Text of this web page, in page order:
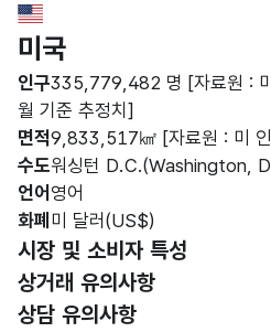
United States Minor Outlying
미국
인구335,779,482 명 [자료원 :
월 기준 추정치]
면적9,833,517㎢ [자료원 : 미
수도워싱턴 D.C.(Washington,
언어 영어
화폐 미 달러(US$)
시장 및 소비자 특성
상거래 유의사항
상담 유의사항